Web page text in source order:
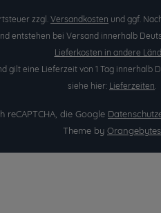
zzgl. Versandkosten und ggf.
entstehen bei Versand innerhalb
Lieferkosten in andere
gilt eine Lieferzeit von 1 Tag
siehe hier: Lieferzeiten.
reCAPTCHA, die Google
Theme by Orangebytes